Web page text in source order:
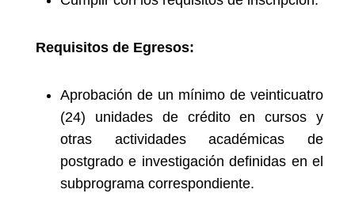
Requisitos de Egresos:
Aprobación de un mínimo de veinticuatro
(24) unidades de crédito en cursos y
otras actividades académicas de
postgrado e investigación definidas en el
subprograma correspondiente.